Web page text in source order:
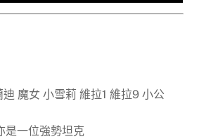
魔女 小雪莉 維拉1 維拉9 小公
是一位強勢坦克